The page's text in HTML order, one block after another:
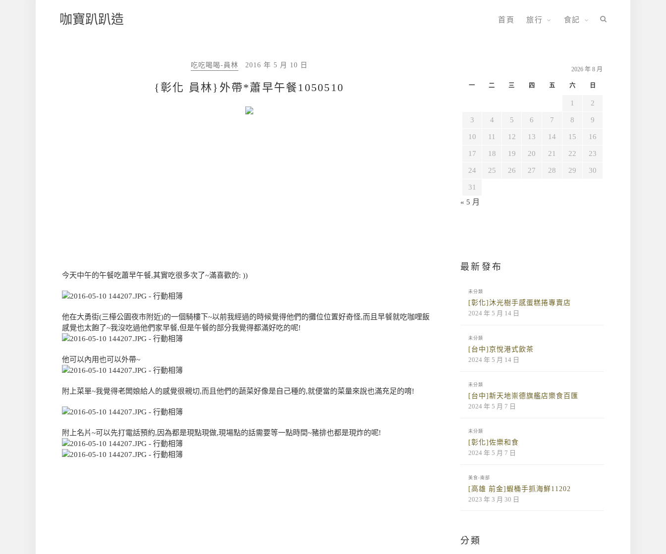
咖寶趴趴造 首頁 旅行 食記
吃吃喝喝-員林 2016 年 5 月 10 日
{彰化 員林}外帶*蕭早午餐1050510
今天中午的午餐吃蕭早午餐,其實吃很多次了~滿喜歡的: ))
他在大勇街(三樺公園夜市附近)的一個騎樓下~以前我經過的時候覺得他們的攤位位置好奇怪,而且早餐就吃咖哩飯
感覺也太飽了~我沒吃過他們家早餐,但是午餐的部分我覺得都滿好吃的呢!
他可以內用也可以外帶~
附上菜單~我覺得老闆娘給人的感覺很親切,而且他們的蔬菜好像是自己種的,就便當的菜量來說也滿充足的唷!
附上名片~可以先打電話預約,因為都是現點現做,現場點的話需要等一點時間~豬排也都是現炸的呢!
2026 年 8 月
一 二 三 四 五 六 日
1 2
3 4 5 6 7 8 9
10 11 12 13 14 15 16
17 18 19 20 21 22 23
24 25 26 27 28 29 30
31
« 5 月
最新發布
未分類
[彰化]沐光樹手感蛋糕捲專賣店
2024 年 5 月 14 日
未分類
[台中]京悅港式飲茶
2024 年 5 月 14 日
未分類
[台中]新天地崇德旗艦店樂食百匯
2024 年 5 月 7 日
未分類
[彰化]佐樂和食
2024 年 5 月 7 日
美食-南部
[高雄 前金]蝦桶手抓海鮮11202
2023 年 3 月 30 日
分類